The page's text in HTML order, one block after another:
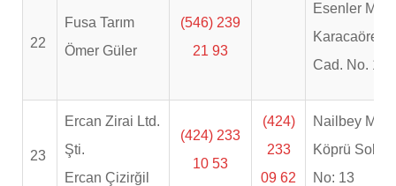
22
Fusa Tarım
Ömer Güler
(546) 239
21 93
Esenler Mah.
Karacaören
Cad. No. 11
23
Ercan Zirai Ltd.
Şti.
Ercan Çizirğil
(424) 233
10 53
(424)
233
09 62
Nailbey Mah.
Köprü Sok.
No: 13